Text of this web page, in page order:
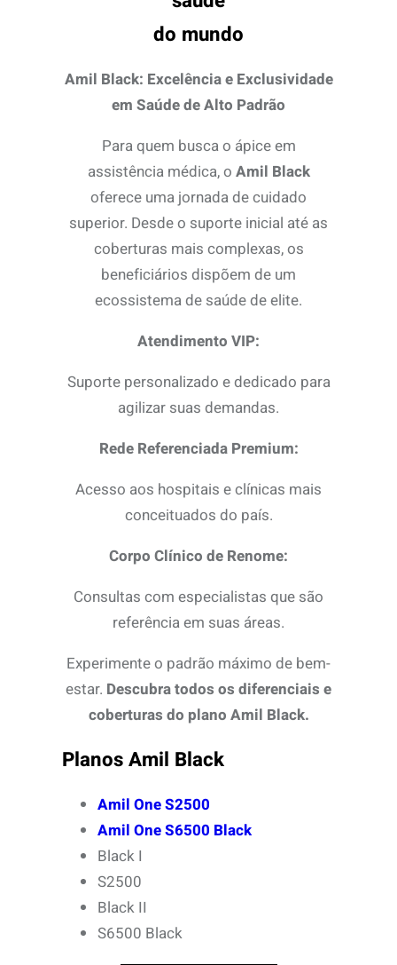
do mundo
Amil Black: Excelência e Exclusividade
em Saúde de Alto Padrão
Para quem busca o ápice em
assistência médica, o Amil Black
oferece uma jornada de cuidado
superior. Desde o suporte inicial até as
coberturas mais complexas, os
beneficiários dispõem de um
ecossistema de saúde de elite.
Atendimento VIP:
Suporte personalizado e dedicado para
agilizar suas demandas.
Rede Referenciada Premium:
Acesso aos hospitais e clínicas mais
conceituados do país.
Corpo Clínico de Renome:
Consultas com especialistas que são
referência em suas áreas.
Experimente o padrão máximo de bem-
estar. Descubra todos os diferenciais e
coberturas do plano Amil Black.
Planos Amil Black
Amil One S2500
Amil One S6500 Black
Black I
S2500
Black II
S6500 Black